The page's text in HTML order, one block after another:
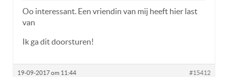
Oo interessant. Een vriendin van mij heeft hier last
van
Ik ga dit doorsturen!
19-09-2017 om 11:44 #15412